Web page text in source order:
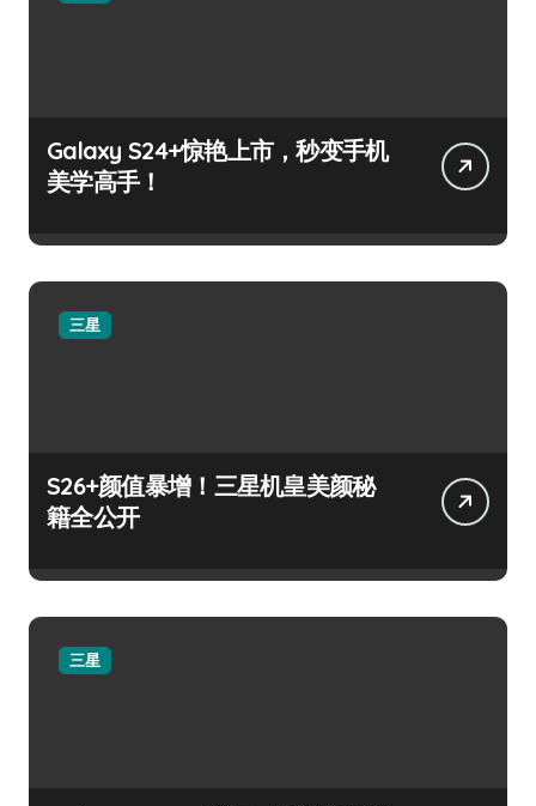
Galaxy S24+惊艳上市，秒变手机
美学高手！
三星
S26+颜值暴增！三星机皇美颜秘
籍全公开
三星